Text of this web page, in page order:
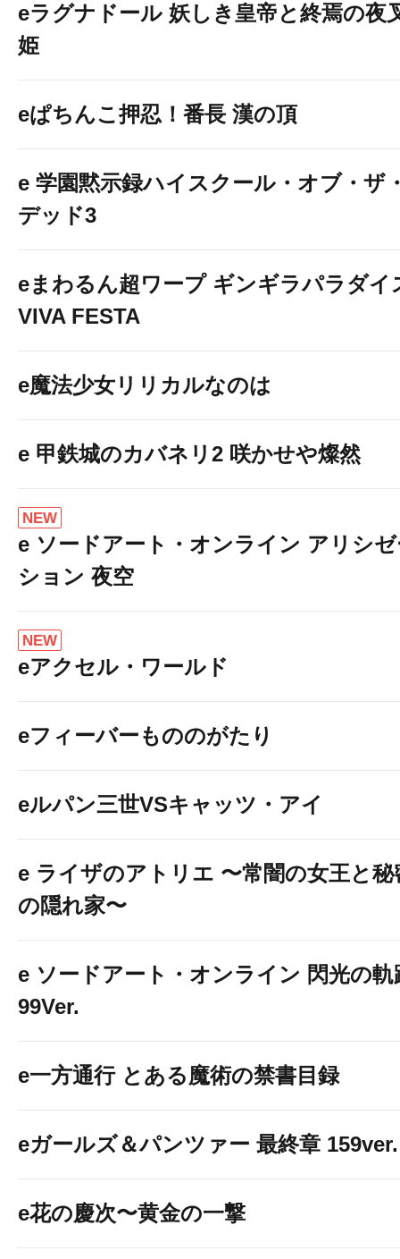
eラグナドール 妖しき皇帝と終焉の夜
姫
eぱちんこ押忍！番長 漢の頂
e 学園黙示録ハイスクール・オブ・ザ
デッド3
eまわるん超ワープ ギンギラパラダイ
VIVA FESTA
e魔法少女リリカルなのは
e 甲鉄城のカバネリ2 咲かせや燦然
NEW
e ソードアート・オンライン アリシ
ション 夜空
NEW
eアクセル・ワールド
eフィーバーもののがたり
eルパン三世VSキャッツ・アイ
e ライザのアトリエ 〜常闇の女王と秘
の隠れ家〜
e ソードアート・オンライン 閃光の軌
99Ver.
e一方通行 とある魔術の禁書目録
eガールズ＆パンツァー 最終章 159ver.
e花の慶次〜黄金の一撃